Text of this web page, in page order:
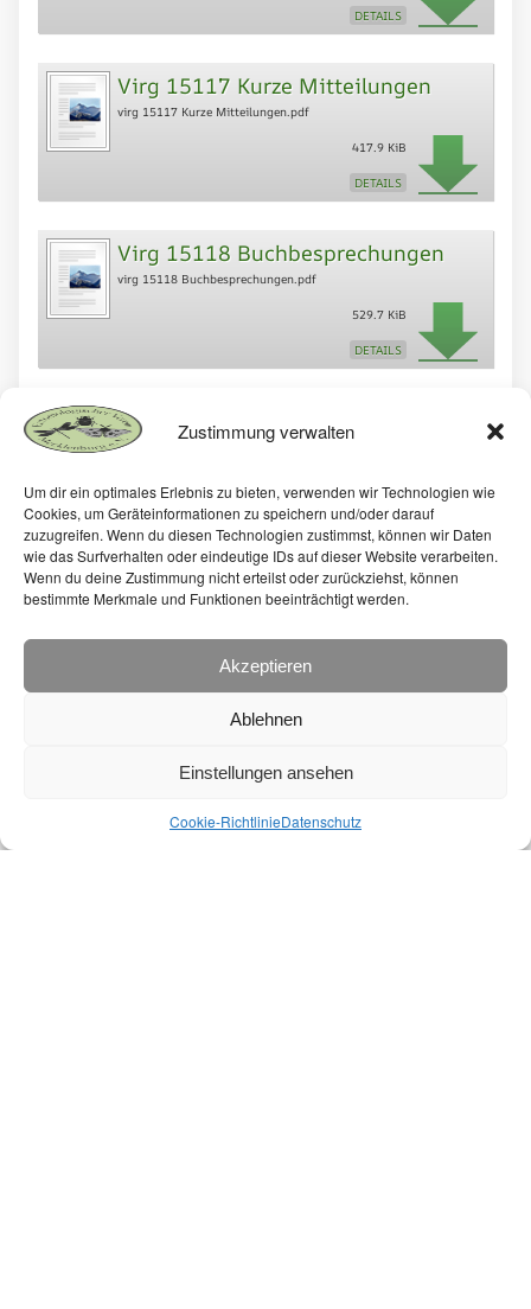
Zustimmung verwalten
Um dir ein optimales Erlebnis zu bieten, verwenden wir Technologien wie
Cookies, um Geräteinformationen zu speichern und/oder darauf
zuzugreifen. Wenn du diesen Technologien zustimmst, können wir Daten
wie das Surfverhalten oder eindeutige IDs auf dieser Website verarbeiten.
Wenn du deine Zustimmung nicht erteilst oder zurückziehst, können
bestimmte Merkmale und Funktionen beeinträchtigt werden.
Akzeptieren
Ablehnen
Einstellungen ansehen
Cookie-RichtlinieDatenschutz
DETAILS
Virg 15117 Kurze Mitteilungen
virg 15117 Kurze Mitteilungen.pdf
417.9 KiB
DETAILS
Virg 15118 Buchbesprechungen
virg 15118 Buchbesprechungen.pdf
529.7 KiB
DETAILS
Virg 15120 Inhalt
virg 15120 Inhalt.pdf
Copyright und Reproduktionsrecht, auch
auszugsweise, nur mit Erlaubnis des
Entomologischen Vereins Mecklenburg e.V.